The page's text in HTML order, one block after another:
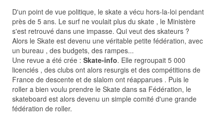
D'un point de vue politique, le skate a vécu hors-la-loi pendant
près de 5 ans. Le surf ne voulait plus du skate , le Ministère
s'est retrouvé dans une impasse. Qui veut des skateurs ?
Alors le Skate est devenu une véritable petite fédération, avec
un bureau , des budgets, des rampes...
Une revue a été crée : Skate-info. Elle regroupait 5 000
licenciés , des clubs ont alors resurgis et des compétitions de
France de descente et de slalom ont réapparues . Puis le
roller a bien voulu prendre le Skate dans sa Fédération, le
skateboard est alors devenu un simple comité d'une grande
fédération de roller.